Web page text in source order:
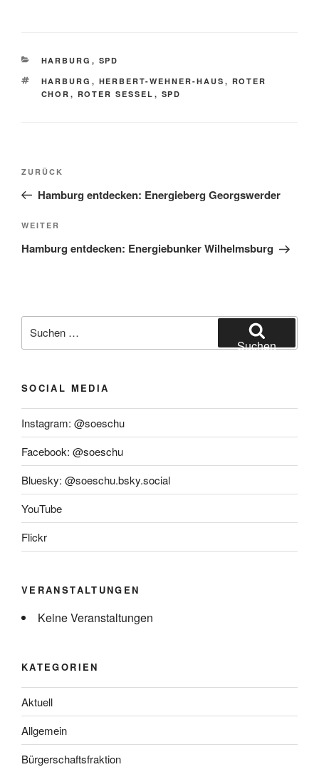
KATEGORIEN
HARBURG , SPD
SCHLAGWÖRTER
HARBURG , HERBERT-WEHNER-HAUS , ROTER
CHOR , ROTER SESSEL , SPD
Beitragsnavigation
Vorheriger
Beitrag
ZURÜCK
Hamburg entdecken: Energieberg Georgswerder
Nächster
Beitrag
WEITER
Hamburg entdecken: Energiebunker Wilhelmsburg
nach:
Suchen
SOCIAL MEDIA
Instagram: @soeschu
Facebook: @soeschu
Bluesky: @soeschu.bsky.social
YouTube
Flickr
VERANSTALTUNGEN
Keine Veranstaltungen
KATEGORIEN
Aktuell
Allgemein
Bürgerschaftsfraktion